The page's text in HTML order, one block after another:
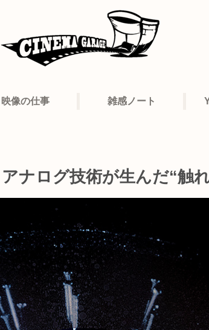
映像の仕事 雑感ノート
ナログ技術が生んだ“触